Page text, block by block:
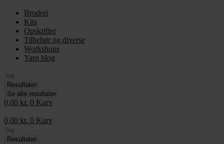
Broderi
Kits
Opskrifter
Tilbehør og diverse
Workshops
Yarn blog
Search
...Resultater
Se alle resultater
0,00 kr. 0 Kurv
0,00 kr. 0 Kurv
Search
...Resultater